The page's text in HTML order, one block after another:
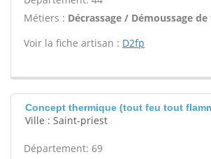
Métiers : Décrassage / Démoussage
Voir la fiche artisan : D2fp
Concept thermique (tout feu tout
Ville : Saint-priest
Département: 69